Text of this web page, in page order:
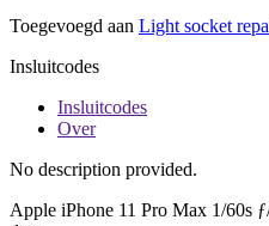
Toegevoegd aan Light socket
Insluitcodes
Insluitcodes
Over
No description provided.
Apple iPhone 11 Pro Max 1/60s